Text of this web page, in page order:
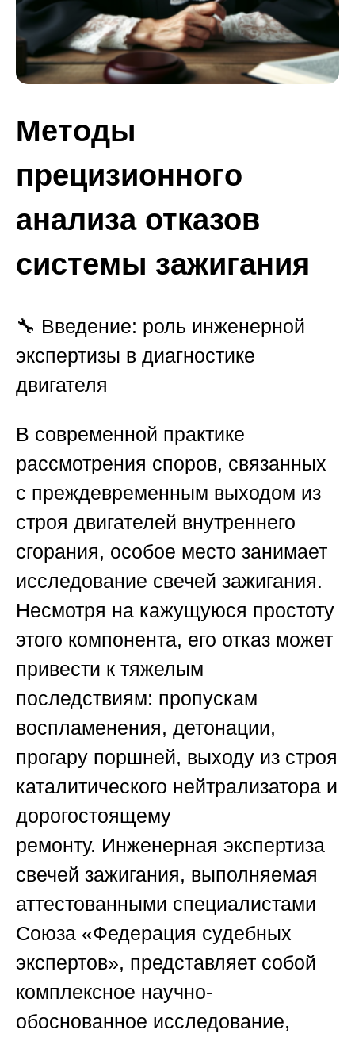
Методы
прецизионного
анализа отказов
системы зажигания
🔧 Введение: роль инженерной
экспертизы в диагностике
двигателя
В современной практике
рассмотрения споров, связанных
с преждевременным выходом из
строя двигателей внутреннего
сгорания, особое место занимает
исследование свечей зажигания.
Несмотря на кажущуюся простоту
этого компонента, его отказ может
привести к тяжелым
последствиям: пропускам
воспламенения, детонации,
прогару поршней, выходу из строя
каталитического нейтрализатора и
дорогостоящему
ремонту. Инженерная экспертиза
свечей зажигания, выполняемая
аттестованными специалистами
Союза «Федерация судебных
экспертов», представляет собой
комплексное научно-
обоснованное исследование,